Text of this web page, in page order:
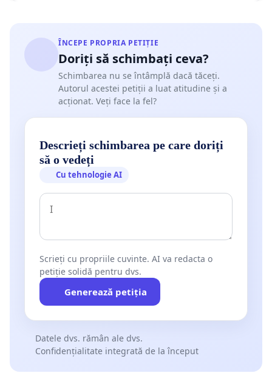
ÎNCEPE PROPRIA PETIȚIE
Doriți să schimbați ceva?
Schimbarea nu se întâmplă dacă tăceți.
Autorul acestei petiții a luat atitudine și a
acționat. Veți face la fel?
Descrieți schimbarea pe care doriți
să o vedeți
Cu tehnologie AI
Scrieți cu propriile cuvinte. AI va redacta o
petiție solidă pentru dvs.
Generează petiția
Datele dvs. rămân ale dvs.
Confidențialitate integrată de la început